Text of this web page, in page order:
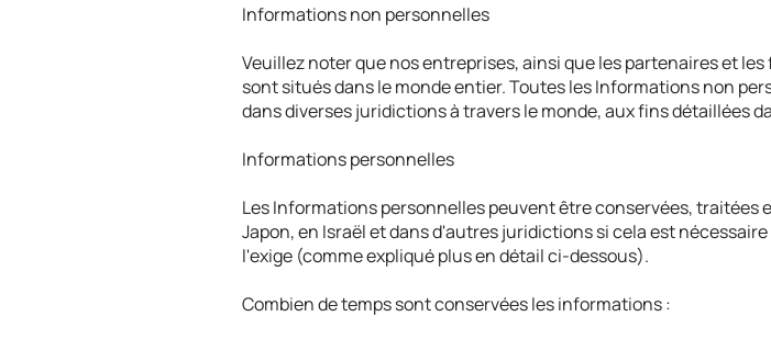
Informations non personnelles
Veuillez noter que nos entreprises, ainsi que les partenaires et
sont situés dans le monde entier. Toutes les Informations non
dans diverses juridictions à travers le monde, aux fins détaillées
Informations personnelles
Les Informations personnelles peuvent être conservées, traitées
Japon, en Israël et dans d'autres juridictions si cela est
l'exige (comme expliqué plus en détail ci-dessous).
Combien de temps sont conservées les informations :